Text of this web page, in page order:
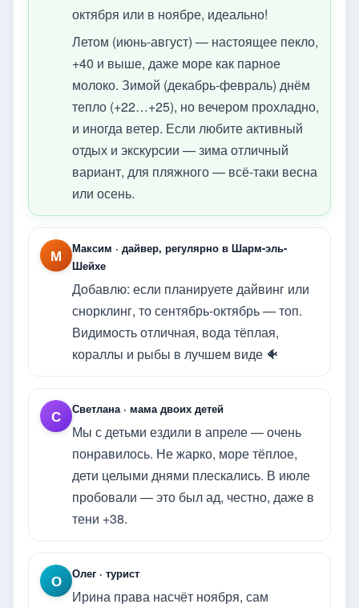
октября или в ноябре, идеально!
Летом (июнь-август) — настоящее пекло,
+40 и выше, даже море как парное
молоко. Зимой (декабрь-февраль) днём
тепло (+22…+25), но вечером прохладно,
и иногда ветер. Если любите активный
отдых и экскурсии — зима отличный
вариант, для пляжного — всё-таки весна
или осень.
М
Максим · дайвер, регулярно в Шарм-эль-
Шейхе
Добавлю: если планируете дайвинг или
снорклинг, то сентябрь-октябрь — топ.
Видимость отличная, вода тёплая,
кораллы и рыбы в лучшем виде 🐠
С Светлана · мама двоих детей
Мы с детьми ездили в апреле — очень
понравилось. Не жарко, море тёплое,
дети целыми днями плескались. В июле
пробовали — это был ад, честно, даже в
тени +38.
О Олег · турист
Ирина права насчёт ноября, сам